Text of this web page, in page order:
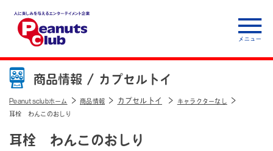
人に楽しみを与えるエ
ンターテイメント企
業 Peanuts club
商品情報 / カプセルトイ
Peanutsclubホーム 商品情報 カプセルトイ キャラクターなし
耳栓 わんこのおしり
耳栓 わんこのおしり